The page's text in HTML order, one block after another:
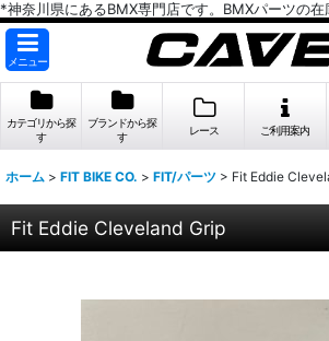
*神奈川県にあるBMX専門店です。BMXパーツの
メニュー
カテゴリから探
す
ブランドから探
す
レース ご利用案内
ホーム > FIT BIKE CO. > FIT/パーツ > Fit Eddie
Fit Eddie Cleveland Grip